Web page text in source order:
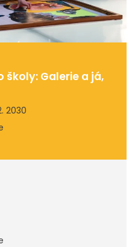
Galerie a já,
2030